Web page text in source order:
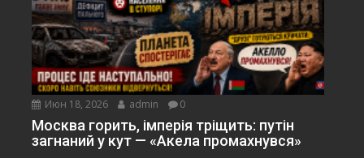
Июн 18, 2026 admin 0
Москва горить, імперія тріщить: путін
загнаний у кут — «Акела промахнувся»